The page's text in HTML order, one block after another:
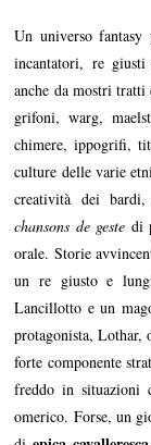
Un universo fantasy
incantatori, re
anche da mostri
grifoni, warg,
chimere, ippogrifi,
culture delle varie
creatività dei
chansons de geste di
orale. Storie
un re giusto e
Lancillotto e un
protagonista, Lothar,
forte componente
freddo in situazioni
omerico. Forse, un